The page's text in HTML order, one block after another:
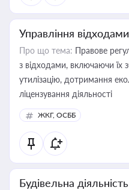
Управління відходами
Про що тема: Правове
з відходами, включаючи їх
утилізацію, дотримання
ліцензування діяльності
ЖКГ, ОСББ
Будівельна діяльність